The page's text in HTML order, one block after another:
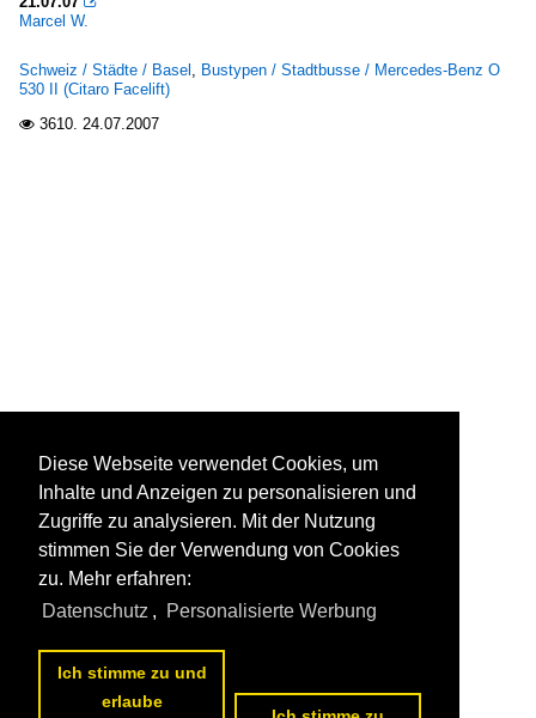
Marcel W.
Schweiz / Städte / Basel , Bustypen / Stadtbusse / Mercedes-Benz O
530 II (Citaro Facelift)
 3610. 24.07.2007
Diese Webseite verwendet Cookies, um
Inhalte und Anzeigen zu personalisieren und
Zugriffe zu analysieren. Mit der Nutzung
stimmen Sie der Verwendung von Cookies
zu. Mehr erfahren:
Datenschutz , Personalisierte Werbung
Ich stimme zu und
erlaube